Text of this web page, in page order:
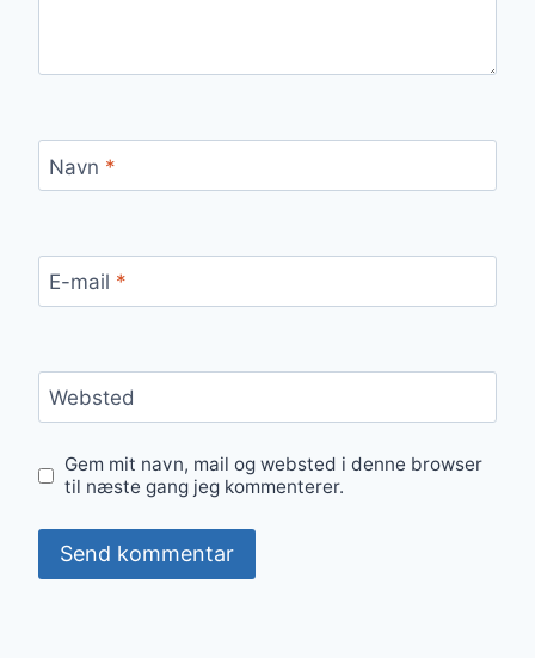
Navn *
E-mail *
Websted
Gem mit navn, mail og websted i denne browser
til næste gang jeg kommenterer.